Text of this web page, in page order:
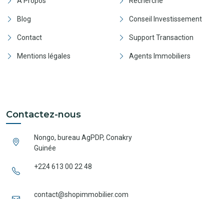
Blog
Contact
Mentions légales
Conseil Investissement
Support Transaction
Agents Immobiliers
Contactez-nous
Nongo, bureau AgPDP, Conakry
Guinée
+224 613 00 22 48
contact@shopimmobilier.com